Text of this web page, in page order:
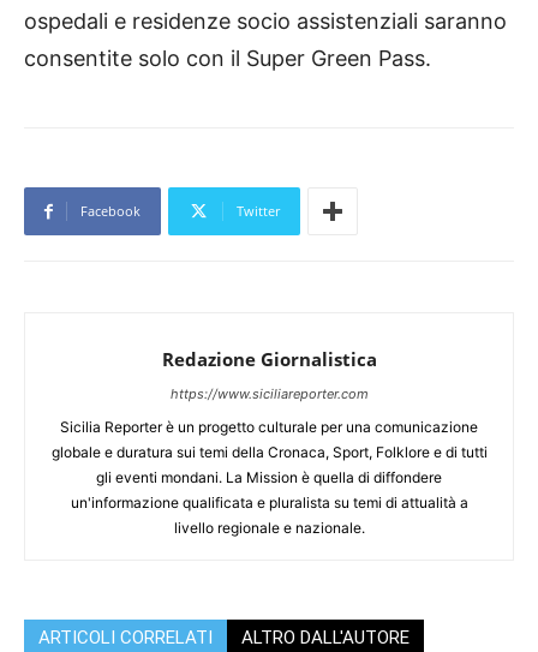
ospedali e residenze socio assistenziali saranno
consentite solo con il Super Green Pass.
Facebook Twitter
Redazione Giornalistica
https://www.siciliareporter.com
Sicilia Reporter è un progetto culturale per una comunicazione
globale e duratura sui temi della Cronaca, Sport, Folklore e di tutti
gli eventi mondani. La Mission è quella di diffondere
un'informazione qualificata e pluralista su temi di attualità a
livello regionale e nazionale.
ARTICOLI CORRELATI ALTRO DALL'AUTORE